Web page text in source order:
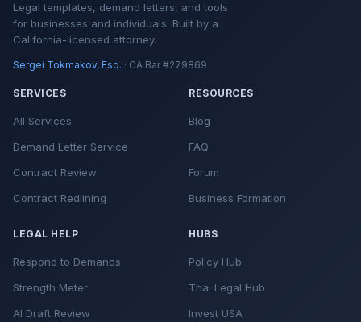
Legal templates, demand letters, and tools
for businesses and individuals. Built by a
California-licensed attorney.
Sergei Tokmakov, Esq. · CA Bar #279869
SERVICES
All Services
Demand Letter Service
Contract Review
Contract Redlining
RESOURCES
Blog
FAQ
Forum
Business Formation
LEGAL HELP
Respond to Demands
Strength Meter
AI Draft Review
HUBS
Policy Hub
Thai Legal Hub
Invest USA